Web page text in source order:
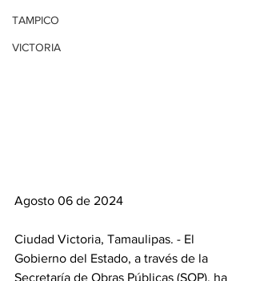
TAMPICO
VICTORIA
Agosto 06 de 2024
Ciudad Victoria, Tamaulipas. - El
Gobierno del Estado, a través de la
Secretaría de Obras Públicas (SOP), ha